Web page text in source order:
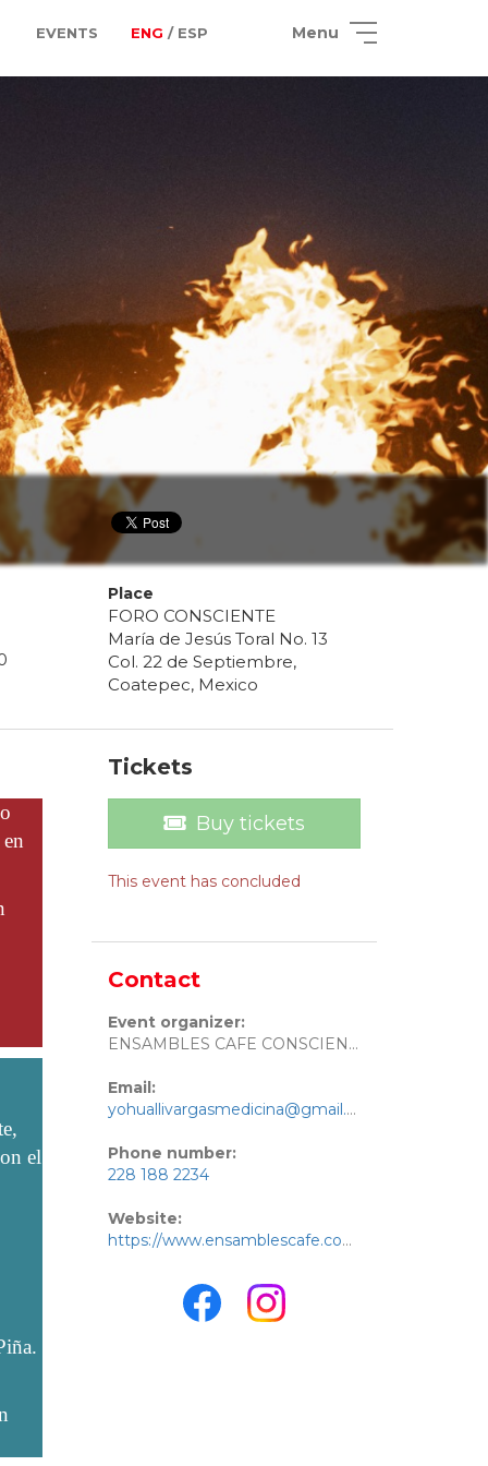
EVENTS ENG / ESP Menu
Place
FORO CONSCIENTE
María de Jesús Toral No. 13
Col. 22 de Septiembre,
Coatepec, Mexico
el
Tickets
Buy tickets
This event has concluded
Contact
Event organizer:
ENSAMBLES CAFE CONSCIENTE
Email:
yohuallivargasmedicina@gmail.com
Phone number:
228 188 2234
Website:
https://www.ensamblescafe.com/